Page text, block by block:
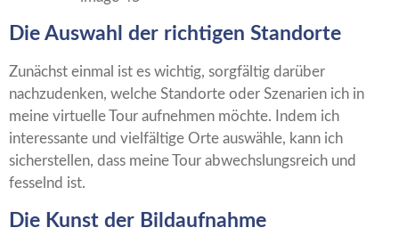
Die Auswahl der richtigen Standorte
Zunächst einmal ist es wichtig, sorgfältig darüber
nachzudenken, welche Standorte oder Szenarien ich in
meine virtuelle Tour aufnehmen möchte. Indem ich
interessante und vielfältige Orte auswähle, kann ich
sicherstellen, dass meine Tour abwechslungsreich und
fesselnd ist.
Die Kunst der Bildaufnahme